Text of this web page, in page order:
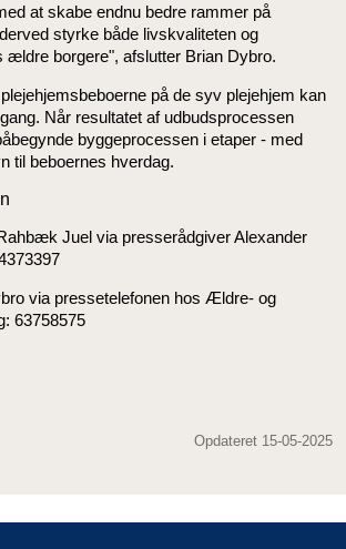
at skabe endnu bedre rammer på
styrke både livskvaliteten og
ældre borgere", afslutter Brian Dybro.
på de syv plejehjem kan
Når resultatet af udbudsprocessen
byggeprocessen i etaper - med
til beboernes hverdag.
Juel via presserådgiver Alexander
via pressetelefonen hos Ældre- og
63758575
Opdateret 15-05-2025